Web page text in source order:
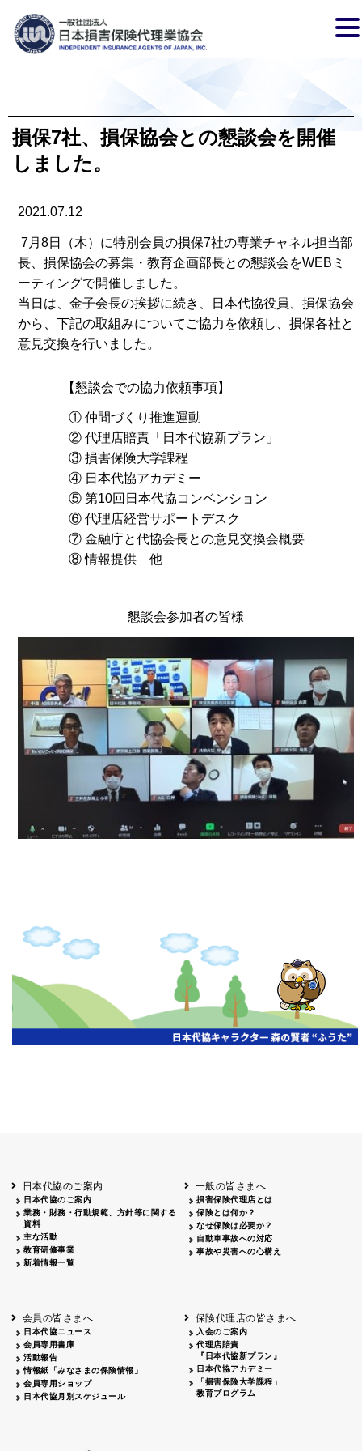
損保7社、損保協会との懇談会を開催
しました。
2021.07.12
7月8日（木）に特別会員の損保7社の専業チャネル担当部
長、損保協会の募集・教育企画部長との懇談会をWEBミ
ーティングで開催しました。
当日は、金子会長の挨拶に続き、日本代協役員、損保協会
から、下記の取組みについてご協力を依頼し、損保各社と
意見交換を行いました。
【懇談会での協力依頼事項】
① 仲間づくり推進運動
② 代理店賠責「日本代協新プラン」
③ 損害保険大学課程
④ 日本代協アカデミー
⑤ 第10回日本代協コンベンション
⑥ 代理店経営サポートデスク
⑦ 金融庁と代協会長との意見交換会概要
⑧ 情報提供 他
懇談会参加者の皆様
日本代協のご案内
日本代協のご案内
業務・財務・行動規範、方針等に関する
資料
主な活動
教育研修事業
新着情報一覧
一般の皆さまへ
損害保険代理店とは
保険とは何か？
なぜ保険は必要か？
自動車事故への対応
事故や災害への心構え
会員の皆さまへ
日本代協ニュース
会員専用書庫
活動報告
情報紙「みなさまの保険情報」
会員専用ショップ
日本代協月別スケジュール
保険代理店の皆さまへ
入会のご案内
代理店賠責
『日本代協新プラン』
日本代協アカデミー
「損害保険大学課程」
教育プログラム